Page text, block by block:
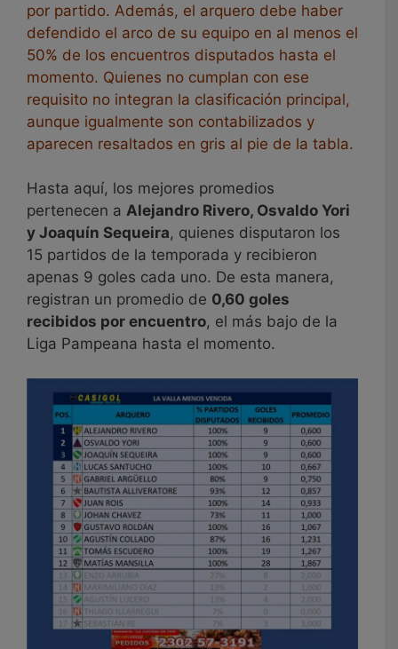
por partido. Además, el arquero debe haber
defendido el arco de su equipo en al menos el
50% de los encuentros disputados hasta el
momento. Quienes no cumplan con ese
requisito no integran la clasificación principal,
aunque igualmente son contabilizados y
aparecen resaltados en gris al pie de la tabla.
Hasta aquí, los mejores promedios
pertenecen a Alejandro Rivero, Osvaldo Yori
y Joaquín Sequeira, quienes disputaron los
15 partidos de la temporada y recibieron
apenas 9 goles cada uno. De esta manera,
registran un promedio de 0,60 goles
recibidos por encuentro, el más bajo de la
Liga Pampeana hasta el momento.